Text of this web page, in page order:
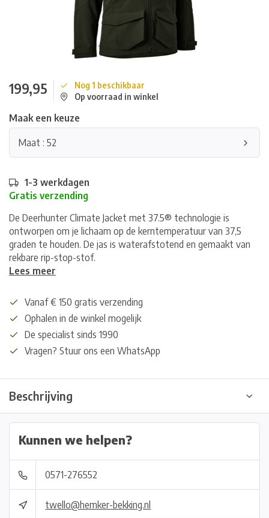
199,95
Nog 1 beschikbaar
Op voorraad in winkel
Maak een keuze
Maat : 52
1-3 werkdagen
Gratis verzending
De Deerhunter Climate Jacket met 37.5® technologie is
ontworpen om je lichaam op de kerntemperatuur van 37,5
graden te houden. De jas is waterafstotend en gemaakt van
rekbare rip-stop-stof.
Lees meer
Vanaf € 150 gratis verzending
Ophalen in de winkel mogelijk
De specialist sinds 1990
Vragen? Stuur ons een WhatsApp
Beschrijving
Kunnen we helpen?
0571-276552
twello@hemker-bekking.nl